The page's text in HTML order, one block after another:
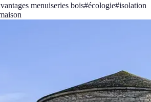
menuiseries bois#écologie#isolation